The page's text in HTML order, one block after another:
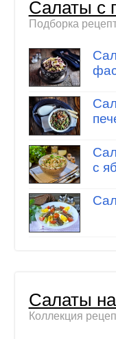
Салаты с
Подборка
с
Салаты
Коллекция